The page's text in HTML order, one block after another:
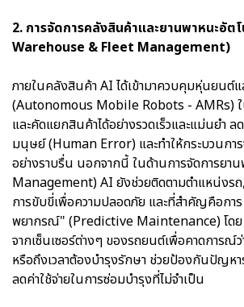
2. การจัดการคลังสินค้าและยานพาหนะอั
Warehouse & Fleet Management)
ภายในคลังสินค้า AI ได้เข้ามาควบคุมหุ่นยนต์
(Autonomous Mobile Robots - AMRs) ใ
และคัดแยกสินค้าได้อย่างรวดเร็วและแม่นยำ
มนุษย์ (Human Error) และทำให้กระบวนกา
อย่างราบรื่น นอกจากนี้ ในด้านการจัดการยา
Management) AI ยังช่วยติดตามตำแหน่งรถ
การขับขี่เพื่อความปลอดภัย และที่สำคัญคือกา
พยากรณ์" (Predictive Maintenance) โดย
จากเซ็นเซอร์ต่างๆ ของรถยนต์เพื่อคาดการณ์
หรือถึงเวลาต้องบำรุงรักษา ช่วยป้องกันปัญหา
ลดค่าใช้จ่ายในการซ่อมบำรุงที่ไม่จำเป็น